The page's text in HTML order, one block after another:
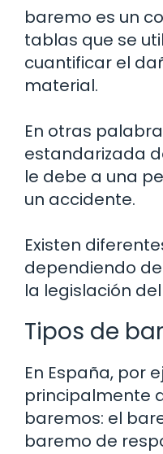
baremo es un
tablas que se
cuantificar el
material.
En otras
estandarizada
le debe a una
un accidente.
Existen
dependiendo
la legislación
Tipos de
En España, por
principalmente
baremos: el
baremo de